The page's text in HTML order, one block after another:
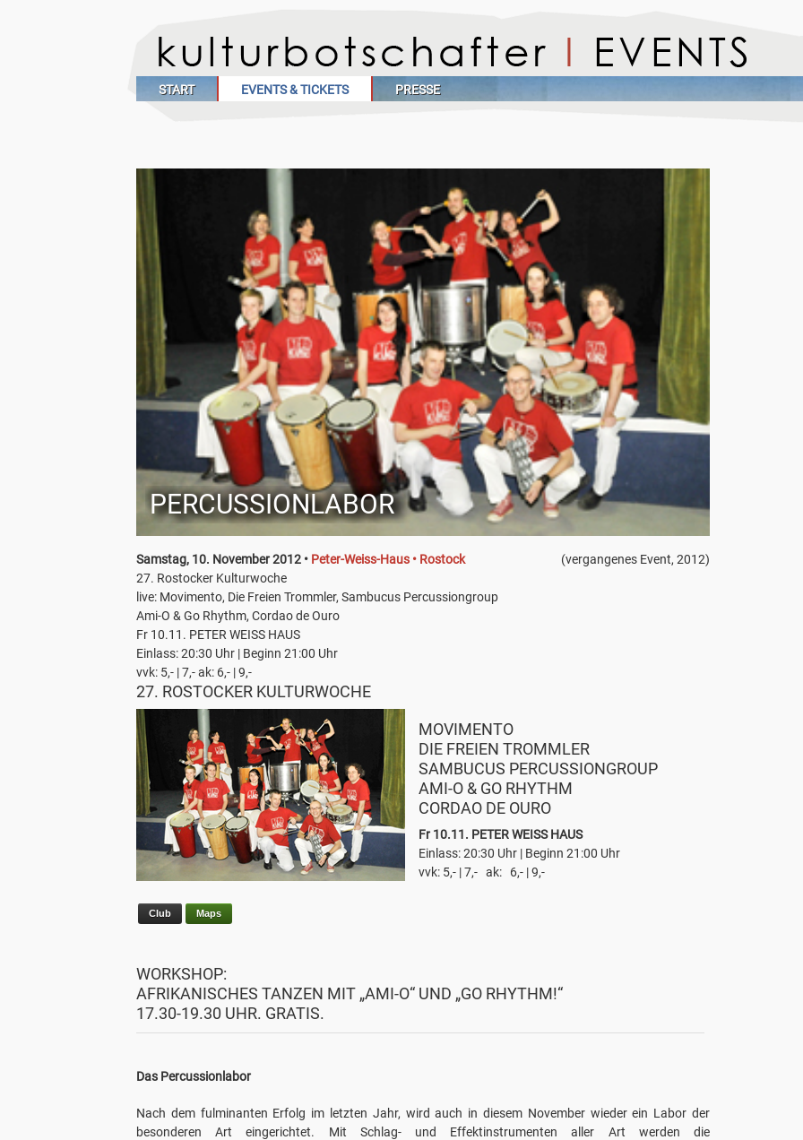
START EVENTS & TICKETS PRESSE
PERCUSSIONLABOR
(vergangenes Event, 2012)
Samstag, 10. November 2012 • Peter-Weiss-Haus • Rostock
27. Rostocker Kulturwoche
live: Movimento, Die Freien Trommler, Sambucus Percussiongroup
Ami-O & Go Rhythm, Cordao de Ouro
Fr 10.11. PETER WEISS HAUS
Einlass: 20:30 Uhr | Beginn 21:00 Uhr
vvk: 5,- | 7,- ak: 6,- | 9,-
27. ROSTOCKER KULTURWOCHE
MOVIMENTO
DIE FREIEN TROMMLER
SAMBUCUS PERCUSSIONGROUP
AMI-O & GO RHYTHM
CORDAO DE OURO
Fr 10.11. PETER WEISS HAUS
Einlass: 20:30 Uhr | Beginn 21:00 Uhr
vvk: 5,- | 7,- ak: 6,- | 9,-
Club Maps
WORKSHOP:
AFRIKANISCHES TANZEN MIT „AMI-O“ UND „GO RHYTHM!“
17.30-19.30 UHR. GRATIS.
Das Percussionlabor
Nach dem fulminanten Erfolg im letzten Jahr, wird auch in diesem November wieder ein Labor der
besonderen Art eingerichtet. Mit Schlag- und Effektinstrumenten aller Art werden die